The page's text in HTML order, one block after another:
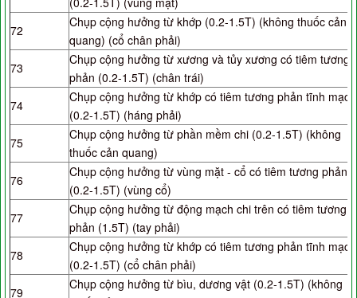
72
Chụp cộng hưởng từ khớp (0.2-1.5T) (không thuốc cản
quang) (cổ chân phải)
73
Chụp cộng hưởng từ xương và tủy xương có tiêm tương
phản (0.2-1.5T) (chân trái)
74
Chụp cộng hưởng từ khớp có tiêm tương phản tĩnh mạch
(0.2-1.5T) (háng phải)
75
Chụp cộng hưởng từ phần mềm chi (0.2-1.5T) (không
thuốc cản quang)
76
Chụp cộng hưởng từ vùng mặt - cổ có tiêm tương phản
(0.2-1.5T) (vùng cổ)
77
Chụp cộng hưởng từ động mạch chi trên có tiêm tương
phản (1.5T) (tay phải)
78
Chụp cộng hưởng từ khớp có tiêm tương phản tĩnh mạch
(0.2-1.5T) (cổ chân phải)
79
Chụp cộng hưởng từ bìu, dương vật (0.2-1.5T) (không